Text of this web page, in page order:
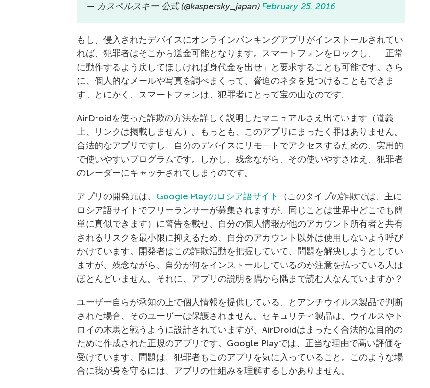
— カスペルスキー 公式 (@kaspersky_japan) February 25, 2016
もし、侵入されたデバイスにオンラインバンキングアプリがインストールされてい
れば、犯罪者はそこから送金可能となります。スマートフォンをロックし、「正常
に動作するよう戻してほしければ身代金を出せ」と要求することも可能です。さら
に、個人的なメールや写真を調べまくって、脅迫のネタを見つけることもできま
す。とにかく、スマートフォンは、犯罪者にとって宝の山なのです。
AirDroidを使った詐欺の方法を詳しく説明したマニュアルさえ出ています（道義
上、リンクは掲載しません）。もっとも、このアプリにまったく罪はありません。
合法的なアプリですし、自分のデバイスにリモートでアクセスするための、実用的
で使いやすいプログラムです。しかし、残念ながら、その使いやすさゆえ、犯罪者
のレーダーにキャッチされてしまうのです。
アプリの開発元は、 Google Playのロシア語サイト
（このタイプの詐欺では、主に
ロシア語サイトでフリーランサーが募集されますが、同じことは世界中どこでも簡
単に真似できます）に警告を載せ、自分の個人情報が他のアカウント所有者と共有
されるリスクを最小限に抑えるため、自分のアカウント以外は使用しないよう呼び
かけています。開発者はこの詐欺活動を把握していて、問題を解決しようとしてい
ますが、残念ながら、自分が何をインストールしているのか注意を払っている人は
ほとんどいません。それに、アプリの説明を隅から隅まで読む人なんていますか？
ユーザー自らが承知の上で個人情報を提供している、とアンチウイルス製品で判断
された場合、そのユーザーは保護されません。セキュリティ製品は、ウイルスやト
ロイの木馬と戦うように設計されていますが、AirDroidはまったく合法的な目的の
ために作成された正規のアプリです。Google Playでは、正当な理由で高い評価を
受けています。問題は、犯罪者もこのアプリを気に入っていること。このような場
合に我が身を守るには、アプリの仕組みを理解するしかありません。